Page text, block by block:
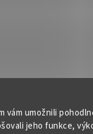
vám umožnili
jeho funkce,